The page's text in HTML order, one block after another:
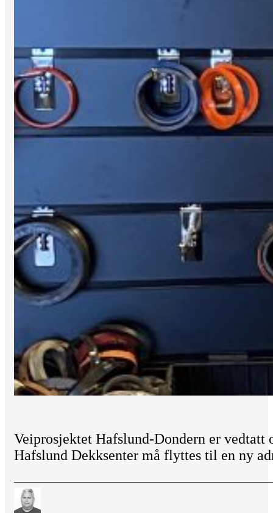
Veiprosjektet Hafslund-Dondern er vedtatt
Hafslund Dekksenter må flyttes til en ny